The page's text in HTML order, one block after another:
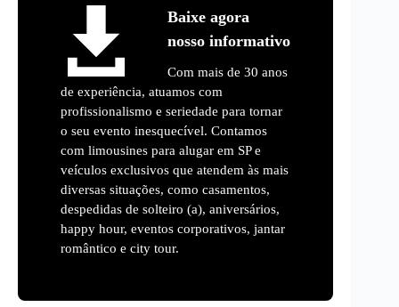
Baixe agora
nosso informativo
Com mais de 30 anos
de experiência, atuamos com
profissionalismo e seriedade para tornar
o seu evento inesquecível. Contamos
com limousines para alugar em SP e
veículos exclusivos que atendem às mais
diversas situações, como casamentos,
despedidas de solteiro (a), aniversários,
happy hour, eventos corporativos, jantar
romântico e city tour.